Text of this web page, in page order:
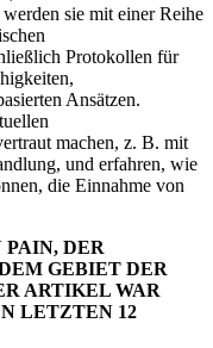
sie mit einer Reihe
Protokollen für
Ansätzen.
machen, z. B. mit
und erfahren, wie
die Einnahme von
PAIN, DER
GEBIET DER
ARTIKEL WAR
LETZTEN 12